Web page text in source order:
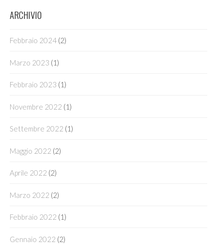
ARCHIVIO
Febbraio 2024 (2)
Marzo 2023 (1)
Febbraio 2023 (1)
Novembre 2022 (1)
Settembre 2022 (1)
Maggio 2022 (2)
Aprile 2022 (2)
Marzo 2022 (2)
Febbraio 2022 (1)
Gennaio 2022 (2)